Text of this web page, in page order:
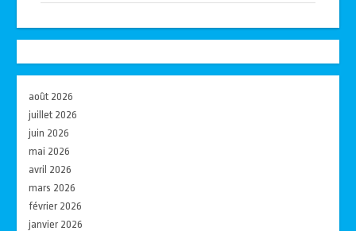
août 2026
juillet 2026
juin 2026
mai 2026
avril 2026
mars 2026
février 2026
janvier 2026